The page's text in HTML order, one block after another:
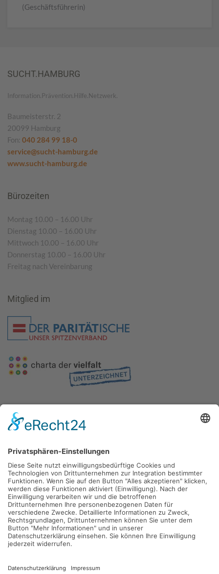
(Geschäftsführerin)
SUCHT.HAMBURG
Information.Prävention.Hilfe.Netzwerk.
Baumeisterstr. 2
20099 Hamburg
Fon: 040 284 99 18-0
service@sucht-hamburg.de
www.sucht-hamburg.de
Bürozeiten
Montag 10.00 – 16.00 Uhr
Dienstag 10.00 – 16.00 Uhr
Mittwoch 10.00 – 16.00 Uhr
Donnerstag 10.00 – 16.00 Uhr
Freitag nach Vereinbarung
Mitglied im
Gefördert durch die
Freie und Hansestadt Hamburg